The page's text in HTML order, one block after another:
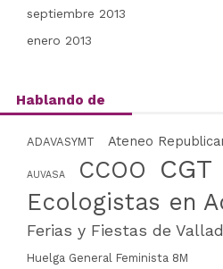
septiembre 2013
enero 2013
Hablando de
ADAVASYMT Ateneo
AUVASA CCOO CGT
Ecologistas en
Ferias y Fiestas de
Huelga General Feminista 8M